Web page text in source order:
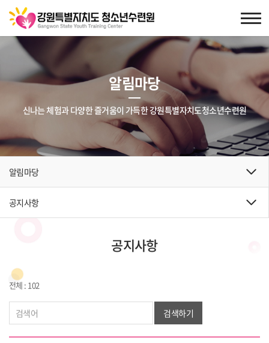
알림마당
신나는 체험과 다양한 즐거움이 가득한 강원특별자치도청소년수련원
알림마당
공지사항
공지사항
전체 : 102
검색하기